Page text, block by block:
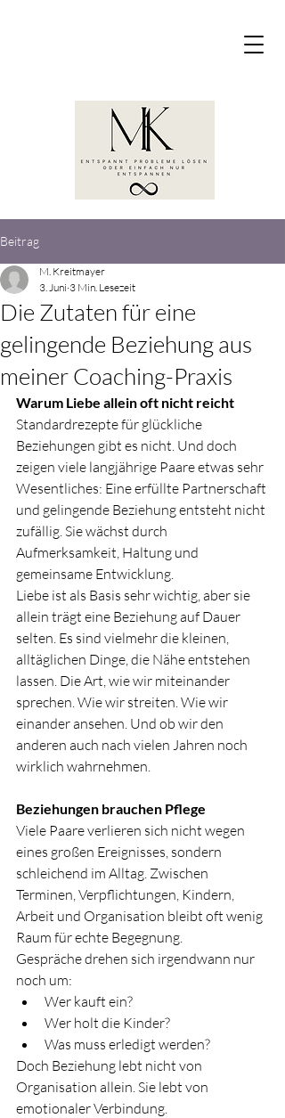
Beitrag
Die Zutaten für eine
gelingende Beziehung aus
meiner Coaching-Praxis
M. Kreitmayer
3. Juni 3 Min. Lesezeit
Warum Liebe allein oft nicht reicht
Standardrezepte für glückliche
Beziehungen gibt es nicht. Und doch
zeigen viele langjährige Paare etwas sehr
Wesentliches: Eine erfüllte Partnerschaft
und gelingende Beziehung entsteht nicht
zufällig. Sie wächst durch
Aufmerksamkeit, Haltung und
gemeinsame Entwicklung.
Liebe ist als Basis sehr wichtig, aber sie
allein trägt eine Beziehung auf Dauer
selten. Es sind vielmehr die kleinen,
alltäglichen Dinge, die Nähe entstehen
lassen. Die Art, wie wir miteinander
sprechen. Wie wir streiten. Wie wir
einander ansehen. Und ob wir den
anderen auch nach vielen Jahren noch
wirklich wahrnehmen.
Beziehungen brauchen Pflege
Viele Paare verlieren sich nicht wegen
eines großen Ereignisses, sondern
schleichend im Alltag. Zwischen
Terminen, Verpflichtungen, Kindern,
Arbeit und Organisation bleibt oft wenig
Raum für echte Begegnung.
Gespräche drehen sich irgendwann nur
noch um:
Wer kauft ein?
Wer holt die Kinder?
Was muss erledigt werden?
Doch Beziehung lebt nicht von
Organisation allein. Sie lebt von
emotionaler Verbindung.